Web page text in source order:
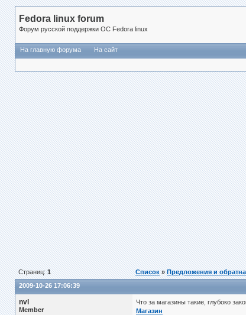
Fedora linux forum
Форум русской поддержки ОС Fedora linux
На главную форума На сайт
Страниц:1 Список»Предложения и
2009-10-26 17:06:39
nvl
Member
Что за магазины такие, глубоко
Магазин